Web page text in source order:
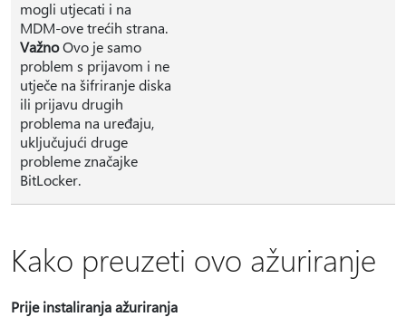
mogli utjecati i na
MDM-ove trećih strana.
VažnoOvo je samo
problem s prijavom i ne
utječe na šifriranje diska
ili prijavu drugih
problema na uređaju,
uključujući druge
probleme značajke
BitLocker.
Kako preuzeti ovo ažuriranje
Prije instaliranja ažuriranja